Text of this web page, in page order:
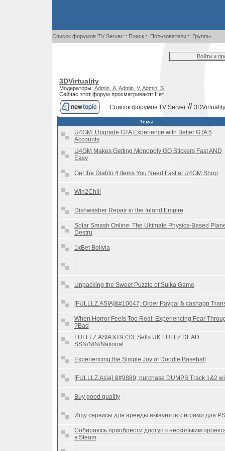
Список форумов TV Server:: Поиск:: Пользователи:: Группы
Войти и
3DVirtuality
Модераторы: Admin_A, Admin_V, Admin_S
Сейчас этот форум просматривают: Нет
Список форумов TV Server// 3DVirtuality
Темы
U4GM: Upgrade GTA Experience with Better GTA 5
Accounts
U4GM Makes Getting Monopoly GO Stickers Fast AND
Easy
Get the Diablo 4 Items You Need Fast at U4GM Shop
Win2Chill
Dishwasher Repair in the Inland Empire
Solar Smash Online: The Ultimate Physics-Based
Destru
1xBet Bolivia
Unpacking the Sweet Puzzle of Suika Game
[FULLLZ.ASIA]&#10047; Order Paypal & cashapp
When Horror Feels Too Real: Experiencing Fear
?Bad
FULLLZ.ASIA &#9733; Sells UK FULLZ DEAD
SSN/NIN/National
Experiencing the Simple Joy of Doodle Baseball
[FULLLZ.Asia] &#9889; purchase DUMPS Track 1&2
Buy good quality
Ищу сервисы для аренды аккаунтов с играми для
Собираюсь приобрести доступ к нескольким
в Steam